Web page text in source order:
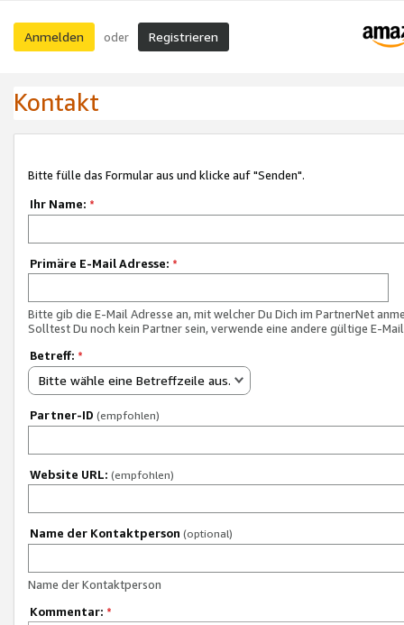
Anmelden oder Registrieren
Kontakt
Bitte fülle das Formular aus und klicke auf "Senden".
Ihr Name: *
Primäre E-Mail Adresse: *
Bitte gib die E-Mail Adresse an, mit welcher Du Dich im PartnerNet
Solltest Du noch kein Partner sein, verwende eine andere gültige E-
Betreff: *
Bitte wähle eine Betreffzeile aus.
Partner-ID (empfohlen)
Website URL: (empfohlen)
Name der Kontaktperson (optional)
Name der Kontaktperson
Kommentar: *